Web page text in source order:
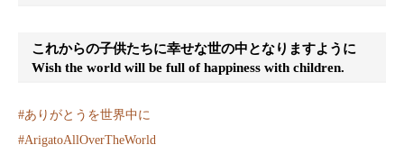
これからの子供たちに幸せな世の中となりますように
Wish the world will be full of happiness with children.
#ありがとうを世界中に
#ArigatoAllOverTheWorld